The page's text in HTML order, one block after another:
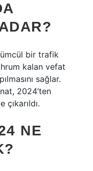
bir trafik
kalan vefat
sağlar.
2024’ten
çıkarıldı.
NE